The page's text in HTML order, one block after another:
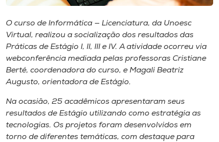
Unoesc
Store
Selecione
o idioma
O curso de Informática — Licenciatura, da Unoesc
Virtual, realizou a socialização dos resultados das
Práticas de Estágio I, II, III e IV. A atividade ocorreu via
webconferência mediada pelas professoras Cristiane
Berté, coordenadora do curso, e Magali Beatriz
Augusto, orientadora de Estágio.
Na ocasião, 25 acadêmicos apresentaram seus
resultados de Estágio utilizando como estratégia as
tecnologias. Os projetos foram desenvolvidos em
torno de diferentes temáticas, com destaque para